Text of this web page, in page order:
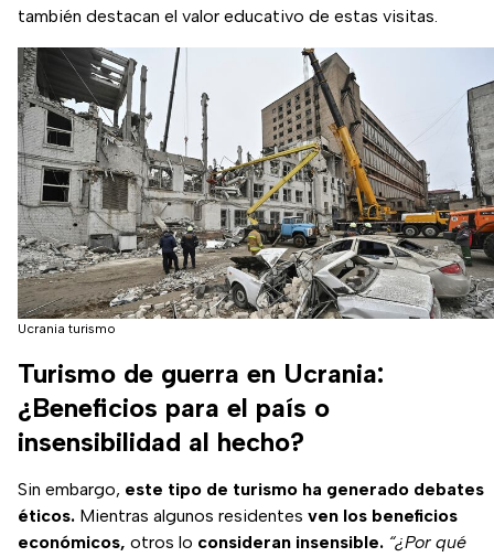
también destacan el valor educativo de estas visitas.
Ucrania turismo
Turismo de guerra en Ucrania:
¿Beneficios para el país o
insensibilidad al hecho?
Sin embargo, este tipo de turismo ha generado debates
éticos. Mientras algunos residentes ven los beneficios
económicos, otros lo consideran insensible. “¿Por qué